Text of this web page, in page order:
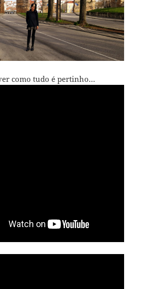
como tudo é pertinho…